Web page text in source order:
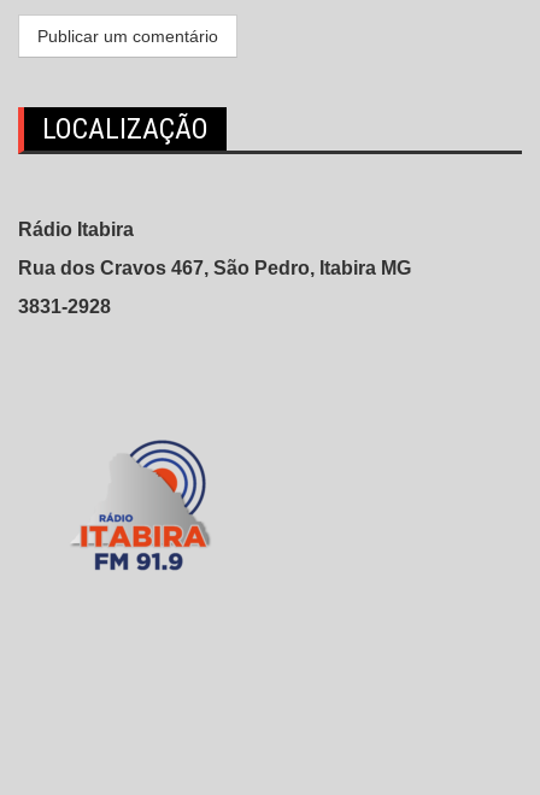
LOCALIZAÇÃO
Rádio Itabira
Rua dos Cravos 467, São Pedro, Itabira MG
3831-2928